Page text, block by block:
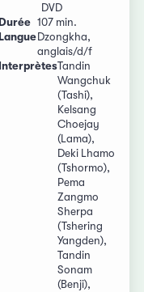
DVD
Durée 107 min.
Langue Dzongkha,
anglais/d/f
InterprètesTandin
Wangchuk
(Tashi),
Kelsang
Choejay
(Lama),
Deki Lhamo
(Tshormo),
Pema
Zangmo
Sherpa
(Tshering
Yangden),
Tandin
Sonam
(Benji),